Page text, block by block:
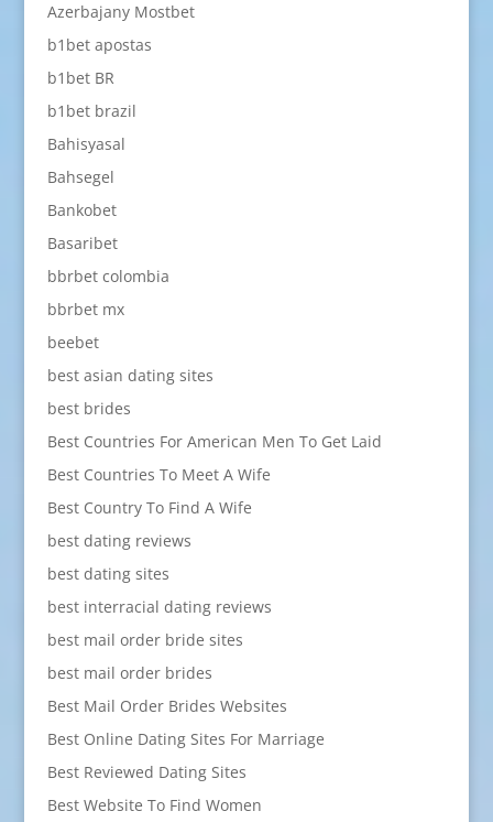
Azerbajany Mostbet
b1bet apostas
b1bet BR
b1bet brazil
Bahisyasal
Bahsegel
Bankobet
Basaribet
bbrbet colombia
bbrbet mx
beebet
best asian dating sites
best brides
Best Countries For American Men To Get Laid
Best Countries To Meet A Wife
Best Country To Find A Wife
best dating reviews
best dating sites
best interracial dating reviews
best mail order bride sites
best mail order brides
Best Mail Order Brides Websites
Best Online Dating Sites For Marriage
Best Reviewed Dating Sites
Best Website To Find Women